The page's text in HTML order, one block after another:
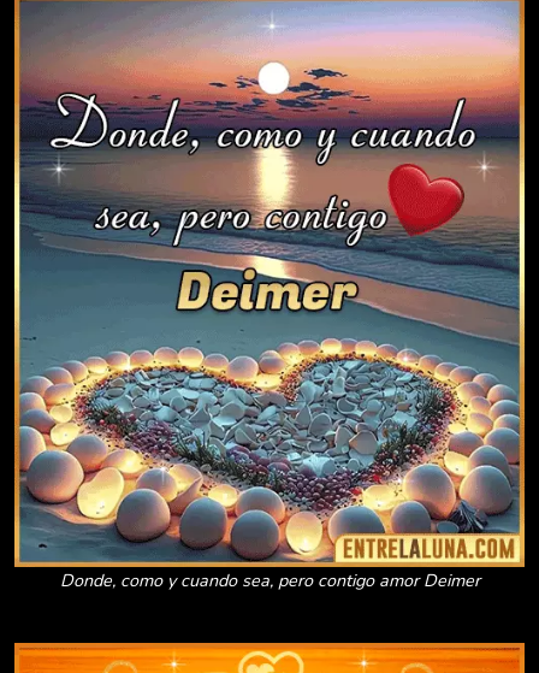
Donde, como y cuando sea, pero contigo amor Deimer